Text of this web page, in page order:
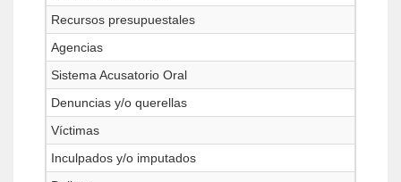
Recursos presupuestales
Agencias
Sistema Acusatorio Oral
Denuncias y/o querellas
Víctimas
Inculpados y/o imputados